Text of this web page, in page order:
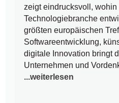
zeigt eindrucksvoll, wohin
Technologiebranche
größten europäischen
Softwareentwicklung,
digitale Innovation bringt
Unternehmen und
...weiterlesen